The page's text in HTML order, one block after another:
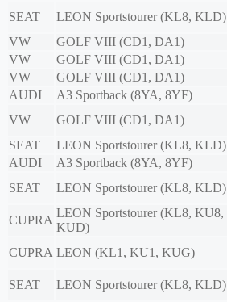
SEAT
LEON Sportstourer (KL8, KLD)
VW
GOLF VIII (CD1, DA1)
VW
GOLF VIII (CD1, DA1)
VW
GOLF VIII (CD1, DA1)
AUDI
A3 Sportback (8YA, 8YF)
VW
GOLF VIII (CD1, DA1)
SEAT
LEON Sportstourer (KL8, KLD)
AUDI
A3 Sportback (8YA, 8YF)
SEAT
LEON Sportstourer (KL8, KLD)
CUPRA
LEON Sportstourer (KL8, KU8,
KUD)
CUPRA LEON (KL1, KU1, KUG)
SEAT
LEON Sportstourer (KL8, KLD)